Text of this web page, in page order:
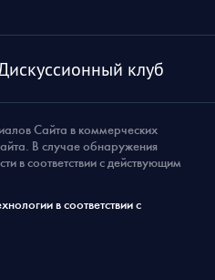
клуб
Сайта в коммерческих
В случае обнаружения
в соответствии с действующим
в соответствии с